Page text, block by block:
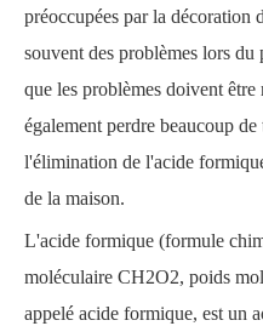
préoccupées par la décoration
souvent des problèmes lors du
que les problèmes doivent
également perdre beaucoup
l'élimination de l'acide
de la maison.
L'acide formique (formule
moléculaire CH2O2, poids
appelé acide formique, est un